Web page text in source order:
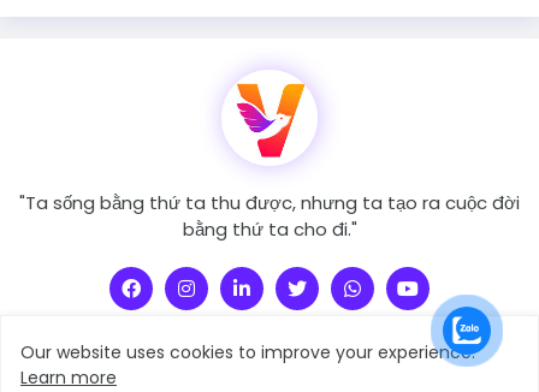
"Ta sống bằng thứ ta thu được, nhưng ta tạo ra cuộc đời
bằng thứ ta cho đi."
Our website uses cookies to improve your experience.
Learn more